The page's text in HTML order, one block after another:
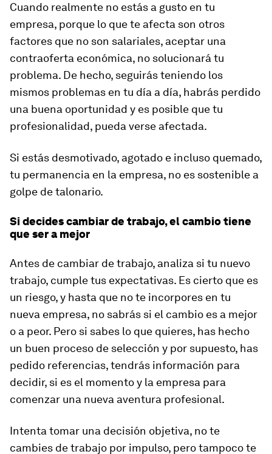
Cuando realmente no estás a gusto en tu
empresa, porque lo que te afecta son otros
factores que no son salariales, aceptar una
contraoferta económica, no solucionará tu
problema. De hecho, seguirás teniendo los
mismos problemas en tu día a día, habrás perdido
una buena oportunidad y es posible que tu
profesionalidad, pueda verse afectada.
Si estás desmotivado, agotado e incluso quemado,
tu permanencia en la empresa, no es sostenible a
golpe de talonario.
Si decides cambiar de trabajo, el cambio tiene
que ser a mejor
Antes de cambiar de trabajo, analiza si tu nuevo
trabajo, cumple tus expectativas. Es cierto que es
un riesgo, y hasta que no te incorpores en tu
nueva empresa, no sabrás si el cambio es a mejor
o a peor. Pero si sabes lo que quieres, has hecho
un buen proceso de selección y por supuesto, has
pedido referencias, tendrás información para
decidir, si es el momento y la empresa para
comenzar una nueva aventura profesional.
Intenta tomar una decisión objetiva, no te
cambies de trabajo por impulso, pero tampoco te